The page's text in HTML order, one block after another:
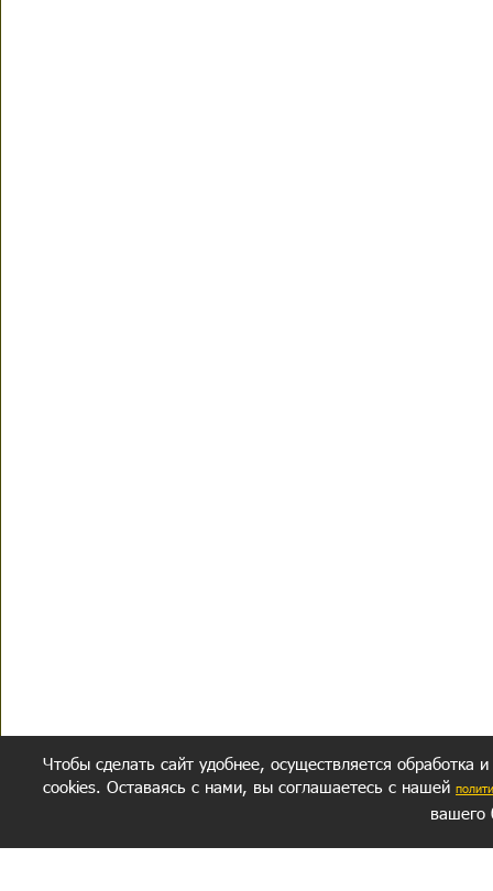
Чтобы сделать сайт удобнее, осуществляется обработка
cookies. Оставаясь с нами, вы соглашаетесь с нашей
вашего